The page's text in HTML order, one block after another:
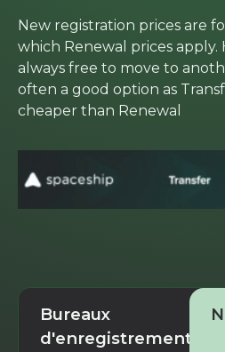
New registration prices are
which Renewal prices apply.
always free to move to
often a good option as
cheaper than Renewal
Bureaux
d'enregistrement